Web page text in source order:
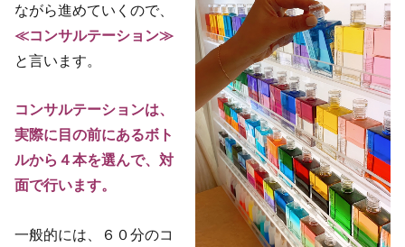
ながら進めていくので、
≪コンサルテーション≫
と言います。
コンサルテーションは、
実際に目の前にあるボト
ルから４本を選んで、対
面で行います。
一般的には、６０分のコ